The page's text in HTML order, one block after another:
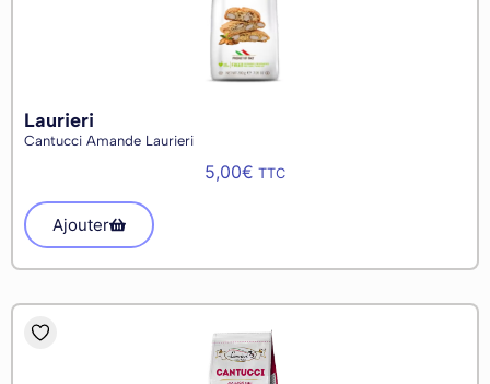
Laurieri
Cantucci Amande Laurieri
5,00€ TTC
Ajouter